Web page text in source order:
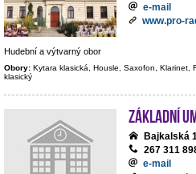
e-mail
www.pro-
Hudební a výtvarný obor
Obory: Kytara klasická, Housle, Saxofon, Klarinet,
klasický
Základní
Bajkalská
267 311
e-mail